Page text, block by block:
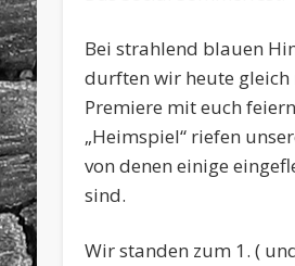
Beistrahlend blauen
durften wir heute gleich
Premiere mit euch
„Heimspiel“ riefen
von denen einige
sind.
Wir standen zum 1. (